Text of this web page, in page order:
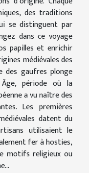
des traditions
se distinguent par
dans ce voyage
papilles et enrichir
médiévales des
des gaufres plonge
période où la
a vu naître des
Les premières
datent du
utilisaient le
fer à hosties,
motifs religieux ou